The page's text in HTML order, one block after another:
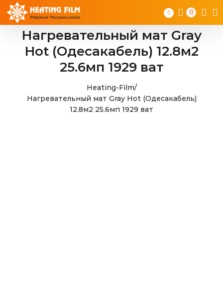
Skip
content
0
Нагревательный мат Gray
Hot (Одесакабель) 12.8м2
25.6мп 1929 ват
Heating-Film/
Нагревательный мат Gray Hot (Одесакабель)
12.8м2 25.6мп 1929 ват